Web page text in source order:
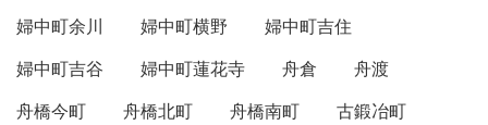
婦中町余川
婦中町横野
婦中町吉住
婦中町吉谷
婦中町蓮花寺 舟倉
舟渡
舟橋今町
舟橋北町 舟橋南町
古鍛冶町